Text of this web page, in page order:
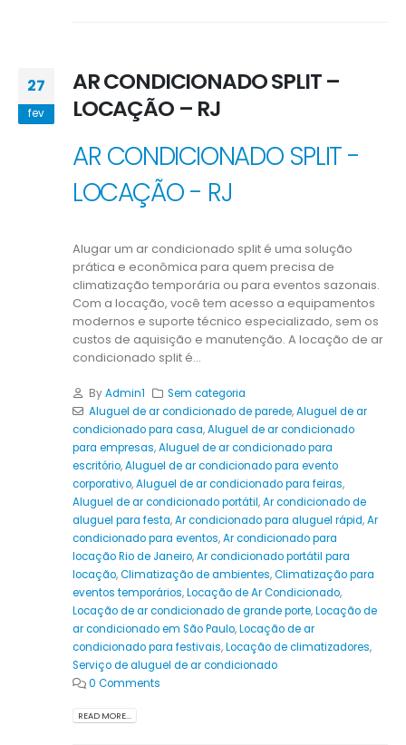
27
fev
AR CONDICIONADO SPLIT –
LOCAÇÃO – RJ
AR CONDICIONADO SPLIT -
LOCAÇÃO - RJ
Alugar um ar condicionado split é uma solução
prática e econômica para quem precisa de
climatização temporária ou para eventos sazonais.
Com a locação, você tem acesso a equipamentos
modernos e suporte técnico especializado, sem os
custos de aquisição e manutenção. A locação de ar
condicionado split é...
ByAdmin1
Sem categoria
Aluguel de ar condicionado de parede,Aluguel de ar
condicionado para casa,Aluguel de ar condicionado
para empresas,Aluguel de ar condicionado para
escritório,Aluguel de ar condicionado para evento
corporativo,Aluguel de ar condicionado para feiras,
Aluguel de ar condicionado portátil,Ar condicionado de
aluguel para festa,Ar condicionado para aluguel rápid,Ar
condicionado para eventos,Ar condicionado para
locação Rio de Janeiro,Ar condicionado portátil para
locação,Climatização de ambientes,Climatização para
eventos temporários,Locação de Ar Condicionado,
Locação de ar condicionado de grande porte,Locação de
ar condicionado em São Paulo,Locação de ar
condicionado para festivais,Locação de climatizadores,
Serviço de aluguel de ar condicionado
0 Comments
READ MORE...